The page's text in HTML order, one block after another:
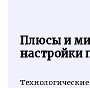
Плюсы и
настройки